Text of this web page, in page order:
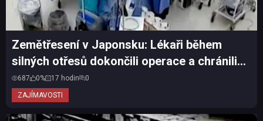
ZAJÍMAVOSTI
Zemětřesení v Japonsku: Lékaři během
silných otřesů dokončili operace a chránili
pacienty vlastní...
687 0% 17 hodin 0